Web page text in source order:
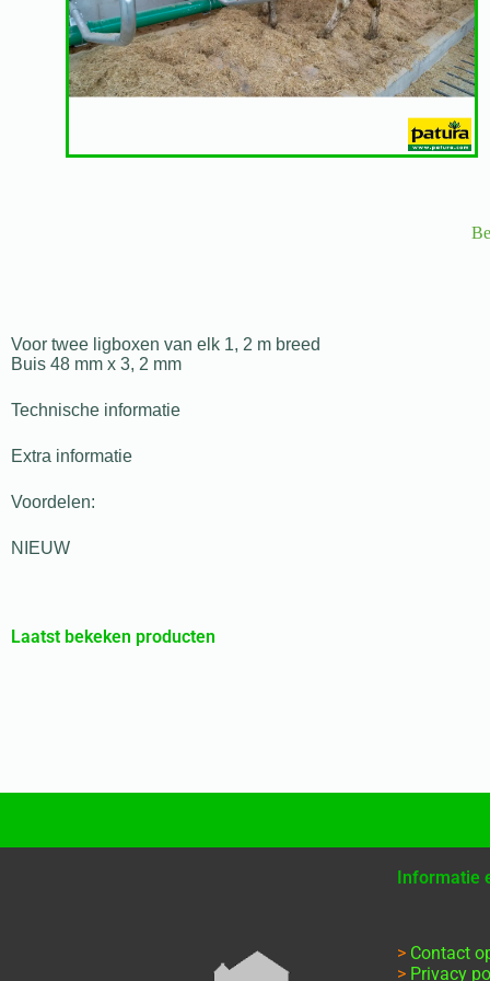
Voor twee ligboxen van elk 1, 2 m breed
Buis 48 mm x 3, 2 mm
Technische informatie
Extra informatie
Voordelen:
NIEUW
Laatst bekeken producten
Informatie
> Contact
> Privacy